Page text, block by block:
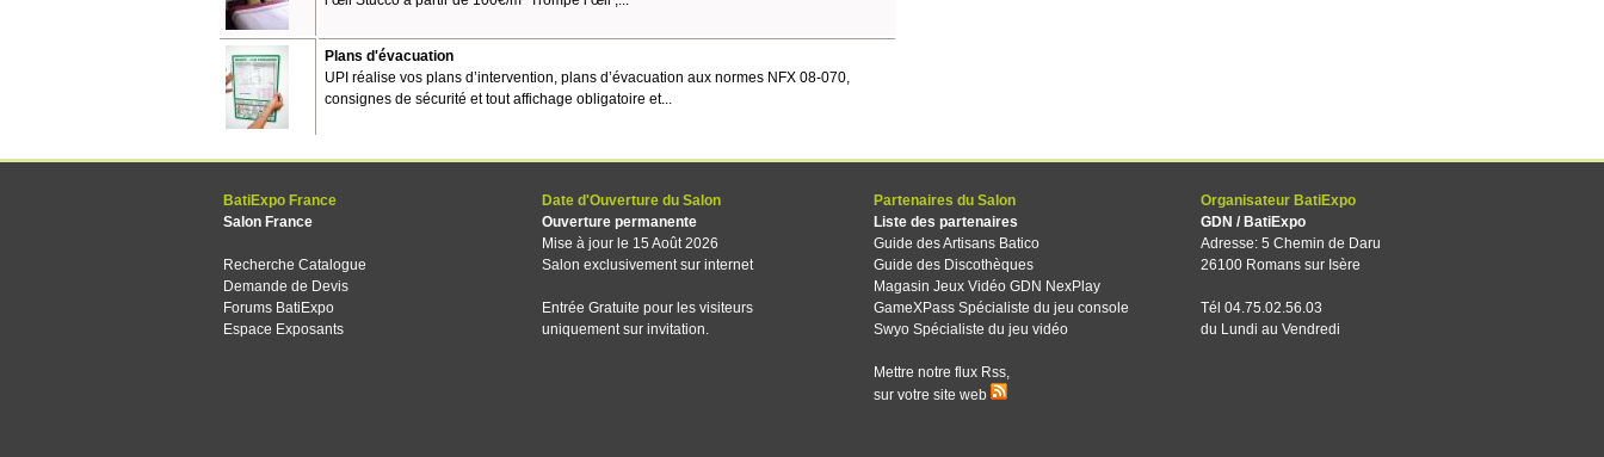
Plans d'évacuation
UPI réalise vos plans d’intervention, plans d’évacuation aux normes NFX 08-070,
consignes de sécurité et tout affichage obligatoire et...
BatiExpo France
Salon France
Recherche Catalogue
Demande de Devis
Forums BatiExpo
Espace Exposants
Date d'Ouverture du Salon
Ouverture permanente
Mise à jour le 15 Août 2026
Salon exclusivement sur internet
Entrée Gratuite pour les visiteurs
uniquement sur invitation.
Partenaires du Salon
Liste des partenaires
Guide des Artisans Batico
Guide des Discothèques
Magasin Jeux Vidéo GDN NexPlay
GameXPass Spécialiste du jeu console
Swyo Spécialiste du jeu vidéo
Mettre notre flux Rss,
sur votre site web
Organisateur BatiExpo
GDN / BatiExpo
Adresse: 5 Chemin de Daru
26100 Romans sur Isère
Tél 04.75.02.56.03
du Lundi au Vendredi